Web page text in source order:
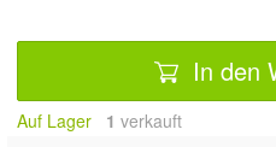
In den
Auf Lager 1 verkauft